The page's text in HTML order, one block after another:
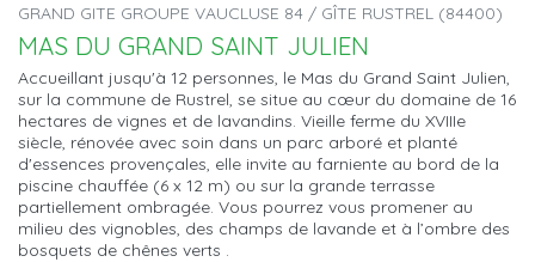
GRAND GITE GROUPE VAUCLUSE 84 / GÎTE RUSTREL (84400)
MAS DU GRAND SAINT JULIEN
Accueillant jusqu'à 12 personnes, le Mas du Grand Saint Julien,
sur la commune de Rustrel, se situe au cœur du domaine de 16
hectares de vignes et de lavandins. Vieille ferme du XVIIIe
siècle, rénovée avec soin dans un parc arboré et planté
d'essences provençales, elle invite au farniente au bord de la
piscine chauffée (6 x 12 m) ou sur la grande terrasse
partiellement ombragée. Vous pourrez vous promener au
milieu des vignobles, des champs de lavande et à l’ombre des
bosquets de chênes verts .